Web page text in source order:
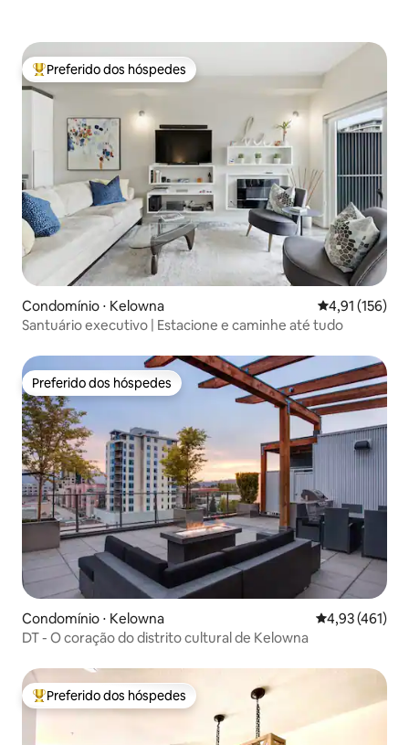
Entre os melhores preferidos dos hóspedes
Preferido dos hóspedes
Condomínio ⋅ Kelowna 4,91 de uma
4,91 (156)
Santuário executivo | Estacione e caminhe até tudo
Preferido dos hóspedes
Preferido dos hóspedes
Condomínio ⋅ Kelowna 4,93 de uma
4,93 (461)
DT - O coração do distrito cultural de Kelowna
Entre os melhores preferidos dos hóspedes
Preferido dos hóspedes